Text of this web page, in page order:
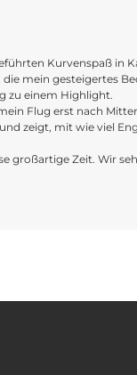
Kurvenspaß in
mein gesteigertes
zu einem Highlight.
Flug erst nach
zeigt, mit wie viel
großartige Zeit. Wir